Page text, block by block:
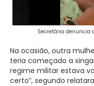
Secretária denuncia
Na ocasião, outra
teria começado a
regime militar estava
certo”, segundo